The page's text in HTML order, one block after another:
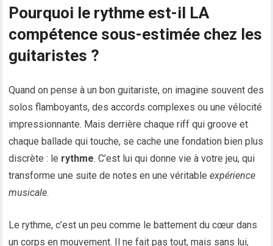
Pourquoi le rythme est-il LA
compétence sous-estimée chez les
guitaristes ?
Quand on pense à un bon guitariste, on imagine souvent des
solos flamboyants, des accords complexes ou une vélocité
impressionnante. Mais derrière chaque riff qui groove et
chaque ballade qui touche, se cache une fondation bien plus
discrète : le rythme. C’est lui qui donne vie à votre jeu, qui
transforme une suite de notes en une véritableexpérience
musicale.
Le rythme, c’est un peu comme le battement du cœur dans
un corps en mouvement. Il ne fait pas tout, mais sans lui,